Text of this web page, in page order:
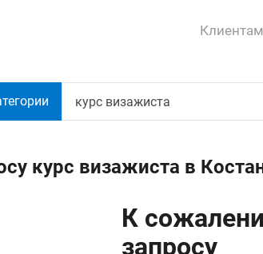
Клиентам
курс визажиста в
К
запросу